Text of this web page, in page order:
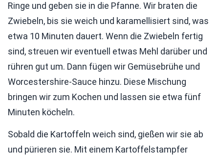
Ringe und geben sie in die Pfanne. Wir braten die
Zwiebeln, bis sie weich und karamellisiert sind, was
etwa 10 Minuten dauert. Wenn die Zwiebeln fertig
sind, streuen wir eventuell etwas Mehl darüber und
rühren gut um. Dann fügen wir Gemüsebrühe und
Worcestershire-Sauce hinzu. Diese Mischung
bringen wir zum Kochen und lassen sie etwa fünf
Minuten köcheln.
Sobald die Kartoffeln weich sind, gießen wir sie ab
und pürieren sie. Mit einem Kartoffelstampfer